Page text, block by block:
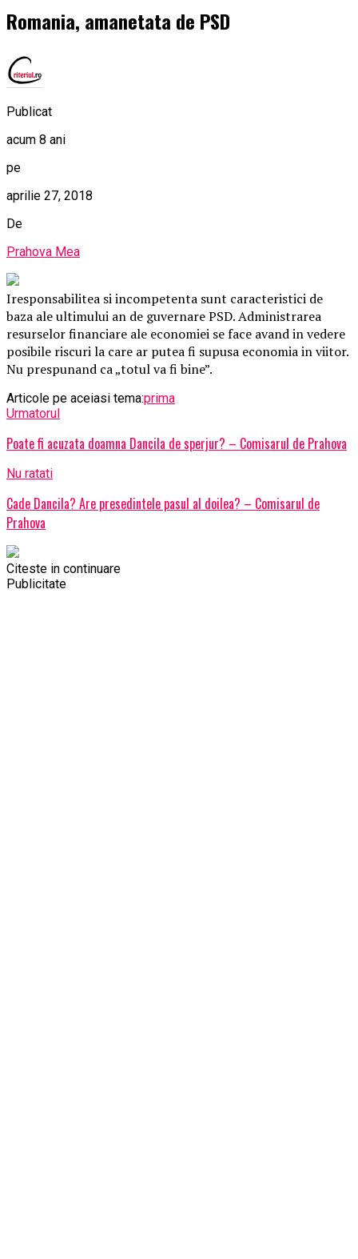
Romania, amanetata de PSD
Publicat
acum 8 ani
pe
aprilie 27, 2018
De
Prahova Mea
Iresponsabilitea si incompetenta sunt caracteristici de
baza ale ultimului an de guvernare PSD. Administrarea
resurselor financiare ale economiei se face avand in vedere
posibile riscuri la care ar putea fi supusa economia in viitor.
Nu prespunand ca „totul va fi bine”.
Articole pe aceiasi tema:prima
Urmatorul
Poate fi acuzata doamna Dancila de sperjur? – Comisarul de Prahova
Nu ratati
Cade Dancila? Are presedintele pasul al doilea? – Comisarul de
Prahova
Citeste in continuare
Publicitate